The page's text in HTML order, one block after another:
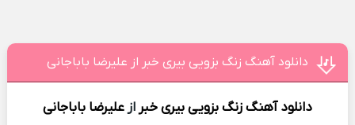
دانلود آهنگ زنگ بزویی بیری خبر از علیرضا باباجانی
دانلود آهنگزنگ بزویی بیری خبر ازعلیرضا باباجانی